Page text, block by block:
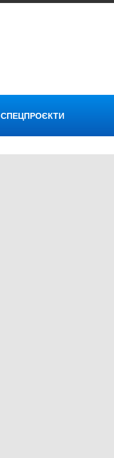
СПЕЦПРОЄКТИ